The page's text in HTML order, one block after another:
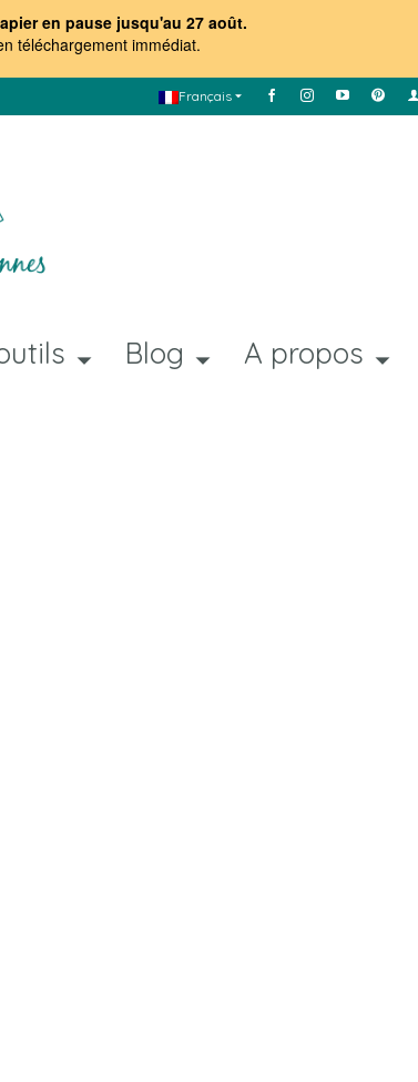
en pause jusqu'au 27 août.
téléchargement immédiat.
Français
Blog A propos